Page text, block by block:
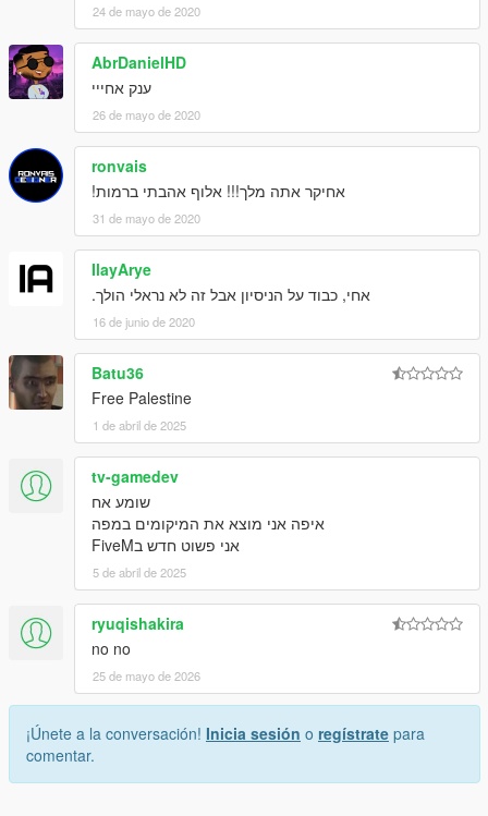
24 de mayo de 2020
AbrDanielHD
ענק אחייי
26 de mayo de 2020
ronvais
אחיקר אתה מלך!!! אלוף אהבתי ברמות!
31 de mayo de 2020
IlayArye
אחי, כבוד על הניסיון אבל זה לא נראלי הולך.
16 de junio de 2020
Batu36
Free Palestine
1 de abril de 2025
tv-gamedev
שומע אח
איפה אני מוצא את המיקומים במפה
אני פשוט חדש בFiveM
5 de abril de 2025
ryuqishakira
no no
25 de mayo de 2026
¡Únete a la conversación! Inicia sesión o regístrate para
comentar.